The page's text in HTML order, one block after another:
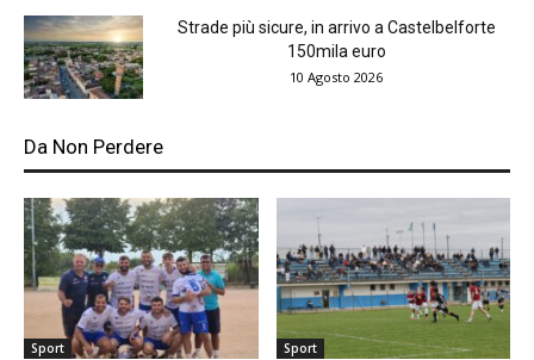
Strade più sicure, in arrivo a Castelbelforte
150mila euro
10 Agosto 2026
Da Non Perdere
Sport Sport